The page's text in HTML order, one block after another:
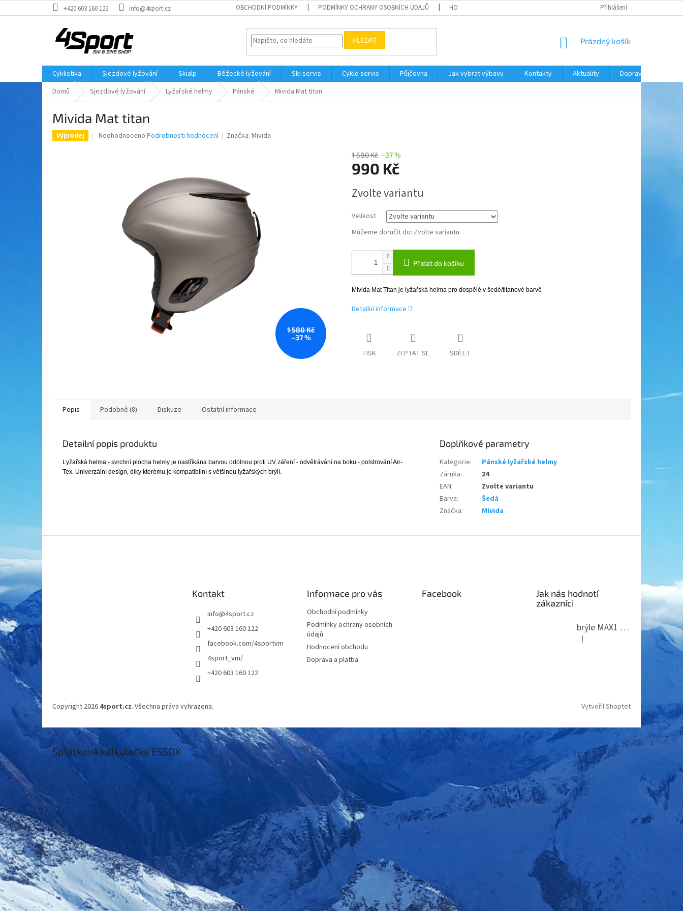
na
+420 603 160 122 info@4sport.cz OBCHODNÍ PODMÍNKY PODMÍNKY OCHRANY OSOBNÍCH ÚDAJŮ HODNOCENÍ OBCHODU Přihlášení
HLEDAT
NÁKUPNÍ
Prázdný košík
Cyklistika Sjezdové lyžování Skialp Běžecké lyžování Ski servis Cyklo servis Půjčovna Jak vybrat výbavu Kontakty Aktuality
Doprava a platba
Domů
Sjezdové lyžování Lyžařské helmy Pánské Mivida Mat titan
Mivida Mat titan
Výprodej
Průměrné
hvězdiček.
Neohodnoceno Podrobnosti hodnocení Značka:Mivida
1 580 Kč
–37 %
1 580 Kč –37 %
990 Kč
cena:
Zvolte variantu
Velikost
Můžeme doručit do: Zvolte variantu
Přidat do košíku
Mivida Mat Titan je lyžařská helma pro dospělé v šedé/titanové barvě
Detailní informace
TISK ZEPTAT SE SDÍLET
Popis Podobné (8) Diskuze Ostatní informace
Detailní popis produktu
Lyžařská helma - svrchní plocha helmy je nastříkána barvou odolnou proti UV záření - odvětrávání na boku - polstrování Air-
Tex. Univerzální design, díky kterému je kompatibilní s většinou lyžařských brýlí.
Doplňkové parametry
Kategorie:
Pánské lyžařské helmy
Záruka:
24
EAN:
Zvolte variantu
Barva:
Šedá
Značka: Mivida
p
a
t
í
Kontakt
info@4sport.cz
+420 603 160 122
facebook.com/4sportvm
4sport_vm/
+420 603 160 122
Informace pro vás
Obchodní podmínky
Podmínky ochrany osobních
údajů
Hodnocení obchodu
Doprava a platba
Facebook
Jak nás hodnotí
zákazníci
brýle MAX1 Thunder
Hodnocení produktu je 5 z 5
|
Vytvořil Shoptet
Copyright 2026 4sport.cz. Všechna práva vyhrazena.
×
Splátková kalkulačka ESSOX